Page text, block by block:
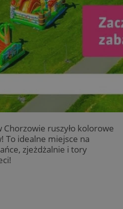
Chorzowie ruszyło kolorowe
To idealne miejsce na
zjeżdżalnie i tory